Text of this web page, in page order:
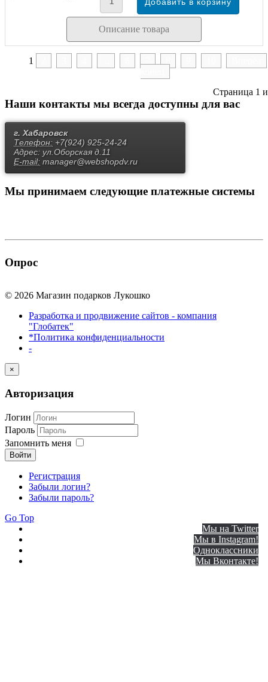
Описание товара
1
конец
Страница 1
Наши контакты мы всегда доступны для вас
г. Хабаровск
Телефон: +7(924) 925-24-24
Адрес: ул.Оборская д.11
E-mail: manager@webshopdv.ru
Мы принимаем следующие платежные системы
Опрос
© 2026 Магазин подарков Лукошко
Разработка и продвижение сайтов - компания
"Глобатек"
*Политика конфиденциальности
-
×
Авторизация
Логин
Пароль
Запомнить меня
Войти
Регистрация
Забыли логин?
Забыли пароль?
Go Top
Мы на Twitter
Мы в Instagram!
Одноклассники
Мы Вконтакте!